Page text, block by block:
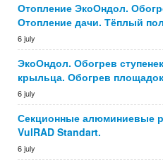
Отопление ЭкоОндол.
Отопление дачи. Тёплый
6 july
ЭкоОндол. Обогрев
крыльца. Обогрев площадок
6 july
Секционные алюминиевые
VulRAD Standart.
6 july